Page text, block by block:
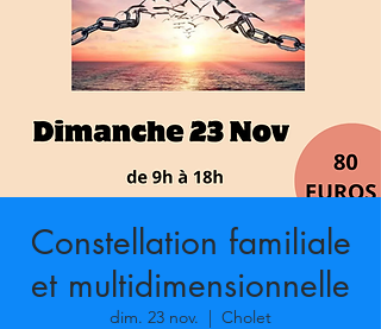
Constellation familiale
et multidimensionnelle
dim. 23 nov.
  |
Cholet